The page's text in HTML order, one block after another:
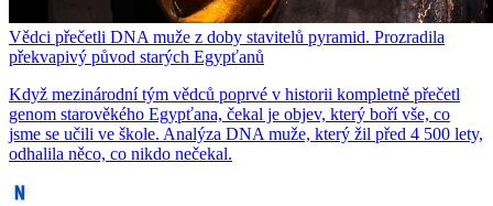
Vědci přečetli DNA muže z doby stavitelů pyramid. Prozradila
překvapivý původ starých Egypťanů
Když mezinárodní tým vědců poprvé v historii kompletně přečetl
genom starověkého Egypťana, čekal je objev, který boří vše, co
jsme se učili ve škole. Analýza DNA muže, který žil před 4 500 lety,
odhalila něco, co nikdo nečekal.